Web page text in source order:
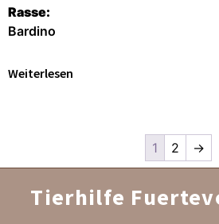
Rasse:
Bardino
Weiterlesen
1 2 →
Tierhilfe